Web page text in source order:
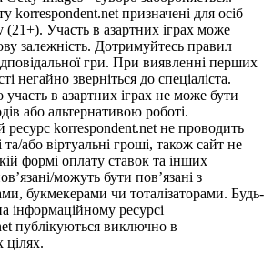
korrespondent.net призначені для осіб
(21+). Участь в азартних іграх може
залежність. Дотримуйтесь правил
гри. При виявленні перших
негайно зверніться до спеціаліста.
в азартних іграх не може бути
або альтернативою роботі.
ресурс korrespondent.net не проводить
та/або віртуальні гроші, також сайт не
формі оплату ставок та інших
можуть бути пов’язані з
букмекерами чи тоталізаторами. Будь-
інформаційному ресурсі
публікуються виключно в
цілях.